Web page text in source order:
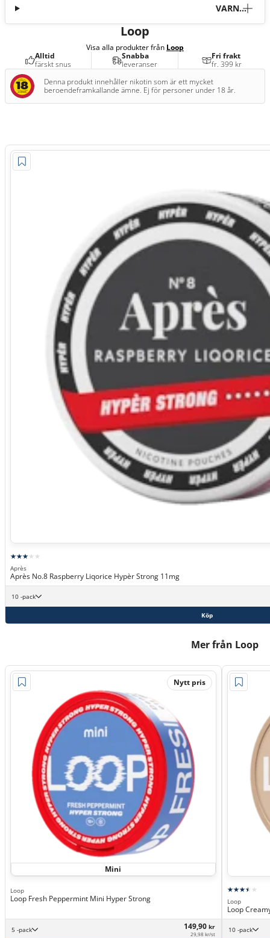
VARNI
Loop
Visa alla produkter från Loop
Alltid
färskt snus
Snabba
leveranser
Fri frakt
fr. 399 kr
Denna produkt innehåller nikotin som är ett mycket
beroendeframkallande ämne. Ej för personer under 18 år.
Après
Après No.8 Raspberry Liqorice Hypèr Strong 11mg
10 -pack
Köp
Mer från Loop
Nytt pris
Mini
Loop
Loop Fresh Peppermint Mini Hyper Strong
5 -pack 149,90 kr
29,98 kr/st
Loop
Loop
10 -pack